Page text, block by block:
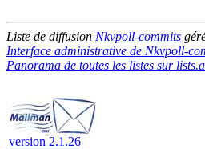
Liste de diffusion Nkvpoll-commits
Interface administrative de Nkvpoll-
Panorama de toutes les listes sur
version 2.1.26